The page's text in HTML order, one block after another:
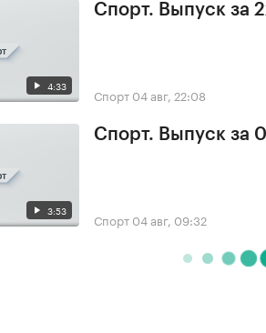
4:33
Спорт. Выпуск за
Спорт 04 авг, 22:08
3:53
Спорт. Выпуск за
Спорт 04 авг, 09:32